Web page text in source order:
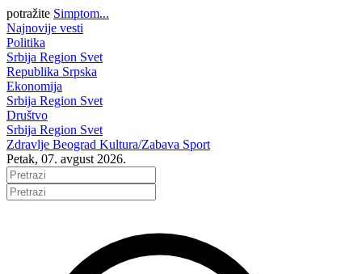
potražite Simptom...
Najnovije vesti
Politika
Srbija Region Svet
Republika Srpska
Ekonomija
Srbija Region Svet
Društvo
Srbija Region Svet
Zdravlje Beograd Kultura/Zabava Sport
Petak, 07. avgust 2026.